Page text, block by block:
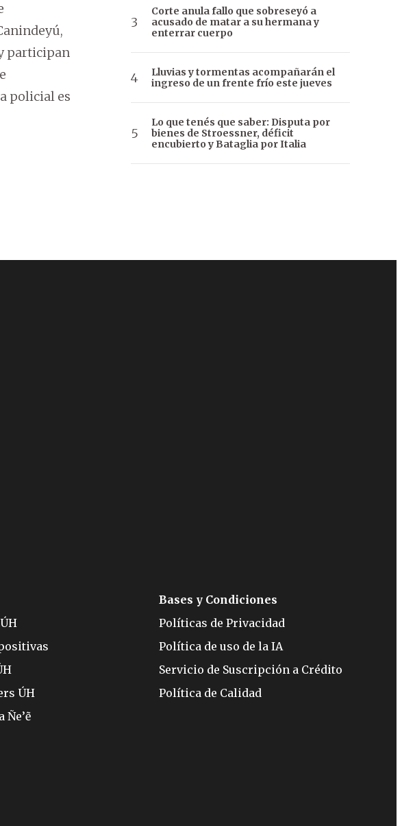
participan
policial es
Corte anula fallo que sobreseyó a
acusado de matar a su hermana y
enterrar cuerpo
Lluvias y tormentas acompañarán el
ingreso de un frente frío este jueves
Lo que tenés que saber: Disputa por
bienes de Stroessner, déficit
encubierto y Bataglia por Italia
ÚH
Ñe’ẽ
Bases y Condiciones
Políticas de Privacidad
Política de uso de la IA
Servicio de Suscripción a Crédito
Política de Calidad